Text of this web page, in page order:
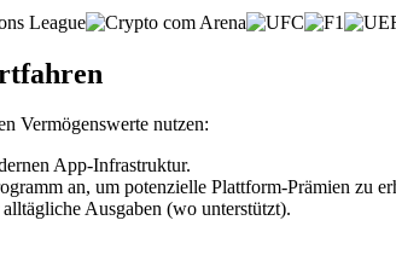
Vermögenswerte nutzen:
App-Infrastruktur.
an, um potenzielle Plattform-Prämien zu
Ausgaben (wo unterstützt).